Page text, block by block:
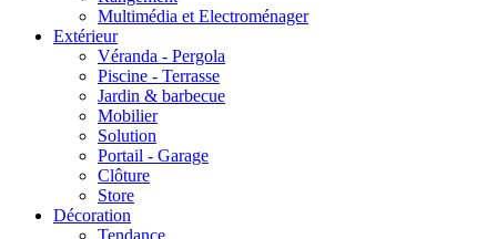
Multimédia et Electroménager
Extérieur
Véranda - Pergola
Piscine - Terrasse
Jardin & barbecue
Mobilier
Solution
Portail - Garage
Clôture
Store
Décoration